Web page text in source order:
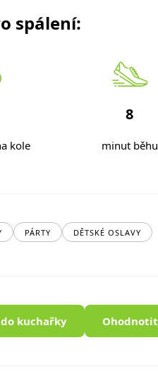
spálení:
kole
8
minut běhu
PÁRTY DĚTSKÉ OSLAVY
kuchařky Ohodnotit